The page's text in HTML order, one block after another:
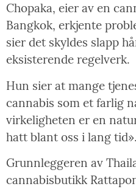
Chopaka, eier av en
Bangkok, erkjente
sier det skyldes slapp
eksisterende regelverk.
Hun sier at mange
cannabis som et farlig
virkeligheten er en
hatt blant oss i lang tid».
Grunnleggeren av
cannabisbutikk